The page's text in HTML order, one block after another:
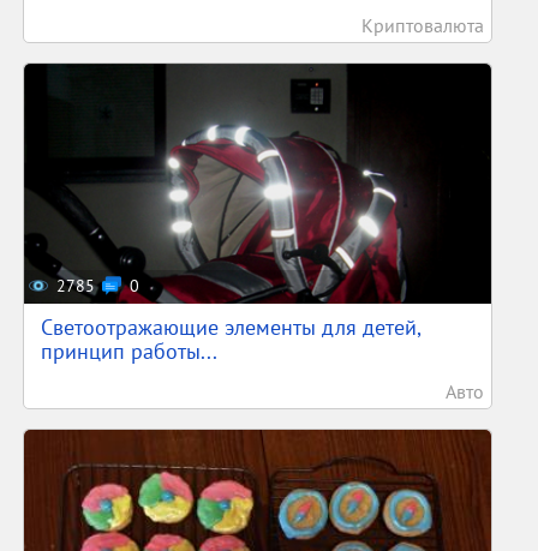
Криптовалюта
2785 0
Светоотражающие элементы для детей,
принцип работы...
Авто